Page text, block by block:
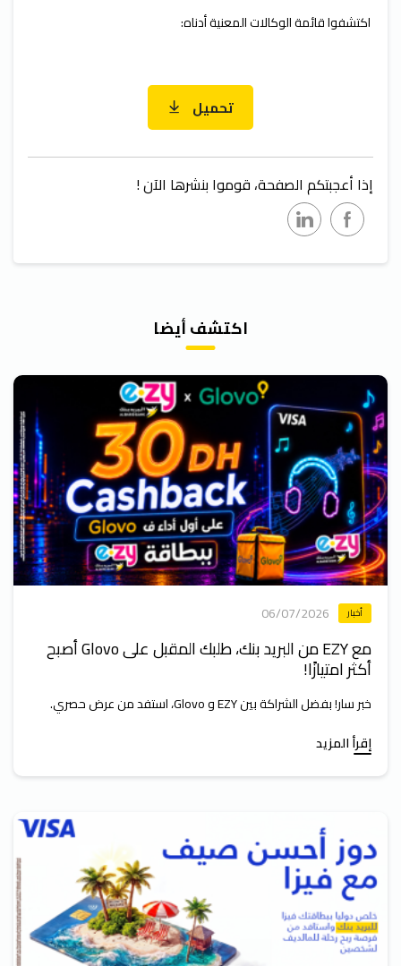
اكتشفوا قائمة الوكالات المعنية أدناه:
تحميل
إذا أعجبتكم الصفحة، قوموا بنشرها الآن !
اكتشف أيضا
أخبار 06/07/2026
مع EZY من البريد بنك، طلبك المقبل على Glovo أصبح
أكثر امتيازًا!
خبر سار! بفضل الشراكة بين EZY و Glovo، استفد من عرض حصري.
إقرأ المزيد